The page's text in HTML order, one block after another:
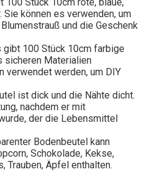
Sie können es verwenden, um
und die Geschenk
gibt 100 Stück 10cm farbige
sicheren Materialien
verwendet werden, um DIY
ist dick und die Nähte dicht.
nachdem er mit
der die Lebensmittel
Bodenbeutel kann
Schokolade, Kekse,
Trauben, Äpfel enthalten.